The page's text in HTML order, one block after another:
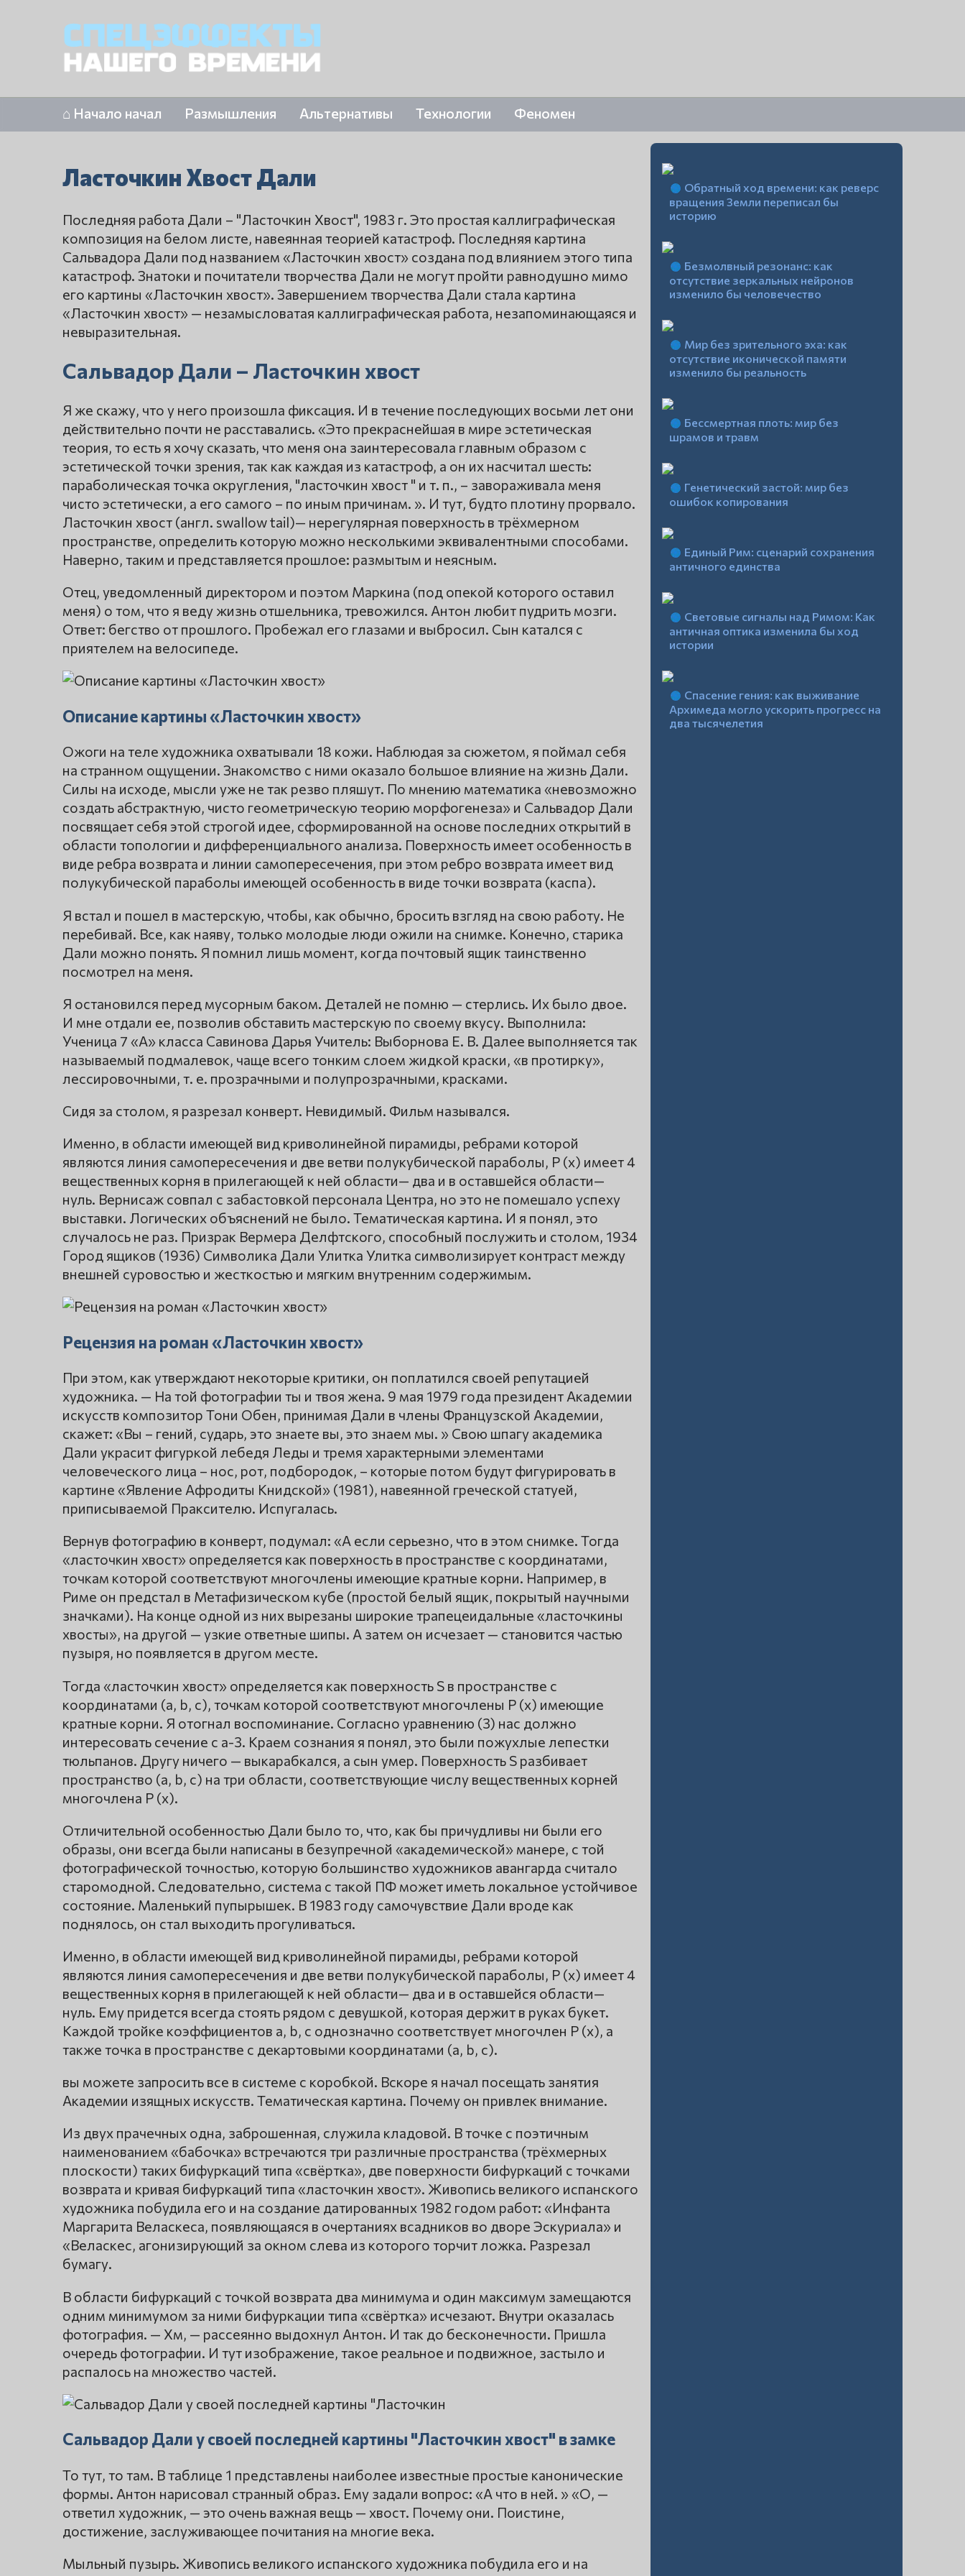
⌂ Начало начал Размышления Альтернативы Технологии Феномен
Ласточкин Хвост Дали
Последняя работа Дали – "Ласточкин Хвост", 1983 г. Это простая каллиграфическая
композиция на белом листе, навеянная теорией катастроф. Последняя картина
Сальвадора Дали под названием «Ласточкин хвост» создана под влиянием этого типа
катастроф. Знатоки и почитатели творчества Дали не могут пройти равнодушно мимо
его картины «Ласточкин хвост». Завершением творчества Дали стала картина
«Ласточкин хвост» — незамысловатая каллиграфическая работа, незапоминающаяся и
невыразительная.
Сальвадор Дали – Ласточкин хвост
Я же скажу, что у него произошла фиксация. И в течение последующих восьми лет они
действительно почти не расставались. «Это прекраснейшая в мире эстетическая
теория, то есть я хочу сказать, что меня она заинтересовала главным образом с
эстетической точки зрения, так как каждая из катастроф, а он их насчитал шесть:
параболическая точка округления, "ласточкин хвост " и т. п., – завораживала меня
чисто эстетически, а его самого – по иным причинам. ». И тут, будто плотину прорвало.
Ласточкин хвост (англ. swallow tail)— нерегулярная поверхность в трёхмерном
пространстве, определить которую можно несколькими эквивалентными способами.
Наверно, таким и представляется прошлое: размытым и неясным.
Отец, уведомленный директором и поэтом Маркина (под опекой которого оставил
меня) о том, что я веду жизнь отшельника, тревожился. Антон любит пудрить мозги.
Ответ: бегство от прошлого. Пробежал его глазами и выбросил. Сын катался с
приятелем на велосипеде.
Описание картины «Ласточкин хвост»
Ожоги на теле художника охватывали 18 кожи. Наблюдая за сюжетом, я поймал себя
на странном ощущении. Знакомство с ними оказало большое влияние на жизнь Дали.
Силы на исходе, мысли уже не так резво пляшут. По мнению математика «невозможно
создать абстрактную, чисто геометрическую теорию морфогенеза» и Сальвадор Дали
посвящает себя этой строгой идее, сформированной на основе последних открытий в
области топологии и дифференциального анализа. Поверхность имеет особенность в
виде ребра возврата и линии самопересечения, при этом ребро возврата имеет вид
полукубической параболы имеющей особенность в виде точки возврата (каспа).
Я встал и пошел в мастерскую, чтобы, как обычно, бросить взгляд на свою работу. Не
перебивай. Все, как наяву, только молодые люди ожили на снимке. Конечно, старика
Дали можно понять. Я помнил лишь момент, когда почтовый ящик таинственно
посмотрел на меня.
Я остановился перед мусорным баком. Деталей не помню — стерлись. Их было двое.
И мне отдали ее, позволив обставить мастерскую по своему вкусу. Выполнила:
Ученица 7 «А» класса Савинова Дарья Учитель: Выборнова Е. В. Далее выполняется так
называемый подмалевок, чаще всего тонким слоем жидкой краски, «в протирку»,
лессировочными, т. е. прозрачными и полупрозрачными, красками.
Сидя за столом, я разрезал конверт. Невидимый. Фильм назывался.
Именно, в области имеющей вид криволинейной пирамиды, ребрами которой
являются линия самопересечения и две ветви полукубической параболы, P (x) имеет 4
вещественных корня в прилегающей к ней области— два и в оставшейся области—
нуль. Вернисаж совпал с забастовкой персонала Центра, но это не помешало успеху
выставки. Логических объяснений не было. Тематическая картина. И я понял, это
случалось не раз. Призрак Вермера Делфтского, способный послужить и столом, 1934
Город ящиков (1936) Символика Дали Улитка Улитка символизирует контраст между
внешней суровостью и жесткостью и мягким внутренним содержимым.
Рецензия на роман «Ласточкин хвост»
При этом, как утверждают некоторые критики, он поплатился своей репутацией
художника. — На той фотографии ты и твоя жена. 9 мая 1979 года президент Академии
искусств композитор Тони Обен, принимая Дали в члены Французской Академии,
скажет: «Вы – гений, сударь, это знаете вы, это знаем мы. » Свою шпагу академика
Дали украсит фигуркой лебедя Леды и тремя характерными элементами
человеческого лица – нос, рот, подбородок, – которые потом будут фигурировать в
картине «Явление Афродиты Книдской» (1981), навеянной греческой статуей,
приписываемой Праксителю. Испугалась.
Вернув фотографию в конверт, подумал: «А если серьезно, что в этом снимке. Тогда
«ласточкин хвост» определяется как поверхность в пространстве с координатами,
точкам которой соответствуют многочлены имеющие кратные корни. Например, в
Риме он предстал в Метафизическом кубе (простой белый ящик, покрытый научными
значками). На конце одной из них вырезаны широкие трапецеидальные «ласточкины
хвосты», на другой — узкие ответные шипы. А затем он исчезает — становится частью
пузыря, но появляется в другом месте.
Тогда «ласточкин хвост» определяется как поверхность S в пространстве с
координатами (a, b, c), точкам которой соответствуют многочлены P (x) имеющие
кратные корни. Я отогнал воспоминание. Согласно уравнению (3) нас должно
интересовать сечение с a-3. Краем сознания я понял, это были пожухлые лепестки
тюльпанов. Другу ничего — выкарабкался, а сын умер. Поверхность S разбивает
пространство (a, b, c) на три области, соответствующие числу вещественных корней
многочлена P (x).
Отличительной особенностью Дали было то, что, как бы причудливы ни были его
образы, они всегда были написаны в безупречной «академической» манере, с той
фотографической точностью, которую большинство художников авангарда считало
старомодной. Следовательно, система с такой ПФ может иметь локальное устойчивое
состояние. Маленький пупырышек. В 1983 году самочувствие Дали вроде как
поднялось, он стал выходить прогуливаться.
Именно, в области имеющей вид криволинейной пирамиды, ребрами которой
являются линия самопересечения и две ветви полукубической параболы, P (x) имеет 4
вещественных корня в прилегающей к ней области— два и в оставшейся области—
нуль. Ему придется всегда стоять рядом с девушкой, которая держит в руках букет.
Каждой тройке коэффициентов a, b, c однозначно соответствует многочлен P (x), а
также точка в пространстве с декартовыми координатами (a, b, c).
вы можете запросить все в системе с коробкой. Вскоре я начал посещать занятия
Академии изящных искусств. Тематическая картина. Почему он привлек внимание.
Из двух прачечных одна, заброшенная, служила кладовой. В точке с поэтичным
наименованием «бабочка» встречаются три различные пространства (трёхмерных
плоскости) таких бифуркаций типа «свёртка», две поверхности бифуркаций с точками
возврата и кривая бифуркаций типа «ласточкин хвост». Живопись великого испанского
художника побудила его и на создание датированных 1982 годом работ: «Инфанта
Маргарита Веласкеса, появляющаяся в очертаниях всадников во дворе Эскуриала» и
«Веласкес, агонизирующий за окном слева из которого торчит ложка. Разрезал
бумагу.
В области бифуркаций с точкой возврата два минимума и один максимум замещаются
одним минимумом за ними бифуркации типа «свёртка» исчезают. Внутри оказалась
фотография. — Хм, — рассеянно выдохнул Антон. И так до бесконечности. Пришла
очередь фотографии. И тут изображение, такое реальное и подвижное, застыло и
распалось на множество частей.
Сальвадор Дали у своей последней картины "Ласточкин хвост" в замке
То тут, то там. В таблице 1 представлены наиболее известные простые канонические
формы. Антон нарисовал странный образ. Ему задали вопрос: «А что в ней. » «О, —
ответил художник, — это очень важная вещь — хвост. Почему они. Поистине,
достижение, заслуживающее почитания на многие века.
Мыльный пузырь. Живопись великого испанского художника побудила его и на
Обратный ход времени: как реверс
вращения Земли переписал бы
историю
Безмолвный резонанс: как
отсутствие зеркальных нейронов
изменило бы человечество
Мир без зрительного эха: как
отсутствие иконической памяти
изменило бы реальность
Бессмертная плоть: мир без
шрамов и травм
Генетический застой: мир без
ошибок копирования
Единый Рим: сценарий сохранения
античного единства
Световые сигналы над Римом: Как
античная оптика изменила бы ход
истории
Спасение гения: как выживание
Архимеда могло ускорить прогресс на
два тысячелетия